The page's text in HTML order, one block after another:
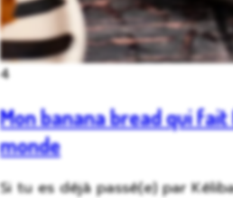
4
Mon banana bread qui
monde
Si tu es déjà passé(e) par